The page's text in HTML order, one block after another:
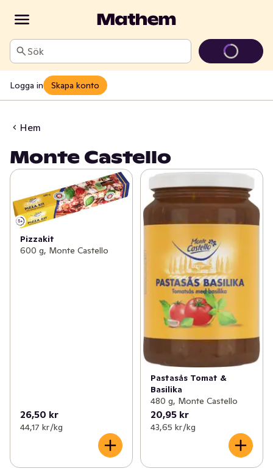
Sök
Logga in Skapa konto
Hem
Monte Castello
Pizzakit
600 g, Monte Castello
26,50 kr
44,17 kr /kg
Pastasås Tomat &
Basilika
480 g, Monte Castello
20,95 kr
43,65 kr /kg